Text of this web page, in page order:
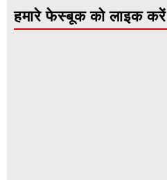
हमारे फेस्बूक को लाइक करें